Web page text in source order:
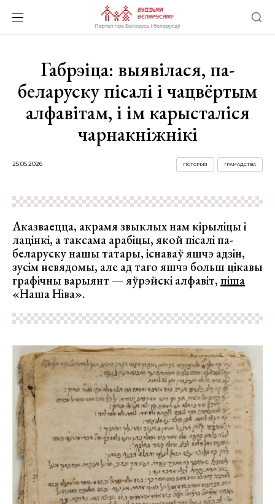
Габрэіца: выявілася, па-
беларуску пісалі і чацвёртым
алфавітам, і ім карысталіся
чарнакніжнікі
25.05.2026 ГРАМАДСТВА
ГІСТОРЫЯ
Аказваецца, акрамя звыклых нам кірыліцы і
лацінкі, а таксама арабіцы, якой пісалі па-
беларуску нашы татары, існаваў яшчэ адзін,
зусім невядомы, але ад таго яшчэ больш цікавы
графічны варыянт — яўрэйскі алфавіт, піша
«Наша Ніва».